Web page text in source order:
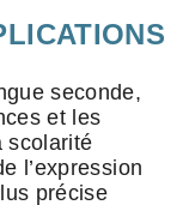
seconde,
et les
scolarité
l’expression
précise